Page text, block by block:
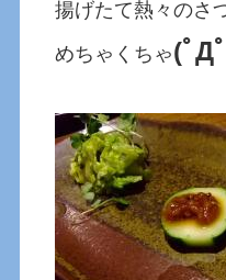
揚げたて熱々のさ
めちゃくちゃ(ﾟД